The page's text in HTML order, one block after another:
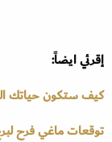
إقرئي ايضاً:
كيف ستكون حياتك
توقعات ماغي فرح لبرج